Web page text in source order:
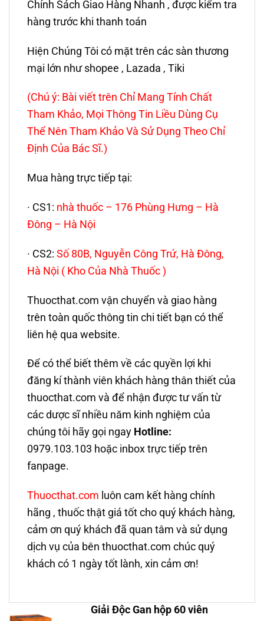
Chính Sách Giao Hàng Nhanh , được kiểm tra
hàng trước khi thanh toán
Hiện Chúng Tôi có mặt trên các sàn thương
mại lớn như shopee , Lazada , Tiki
(Chú ý: Bài viết trên Chỉ Mang Tính Chất
Tham Khảo, Mọi Thông Tin Liều Dùng Cụ
Thể Nên Tham Khảo Và Sử Dụng Theo Chỉ
Định Của Bác Sĩ.)
Mua hàng trực tiếp tại:
· CS1: nhà thuốc – 176 Phùng Hưng – Hà
Đông – Hà Nội
· CS2: Số 80B, Nguyễn Công Trứ, Hà Đông,
Hà Nội ( Kho Của Nhà Thuốc )
Thuocthat.com vận chuyển và giao hàng
trên toàn quốc thông tin chi tiết bạn có thể
liên hệ qua website.
Để có thể biết thêm về các quyền lợi khi
đăng kí thành viên khách hàng thân thiết của
thuocthat.com và để nhận được tư vấn từ
các dược sĩ nhiều năm kinh nghiệm của
chúng tôi hãy gọi ngay Hotline:
0979.103.103 hoặc inbox trực tiếp trên
fanpage.
Thuocthat.com luôn cam kết hàng chính
hãng , thuốc thật giá tốt cho quý khách hàng,
cảm ơn quý khách đã quan tâm và sử dụng
dịch vụ của bên thuocthat.com chúc quý
khách có 1 ngày tốt lành, xin cảm ơn!
Giải Độc Gan hộp 60 viên